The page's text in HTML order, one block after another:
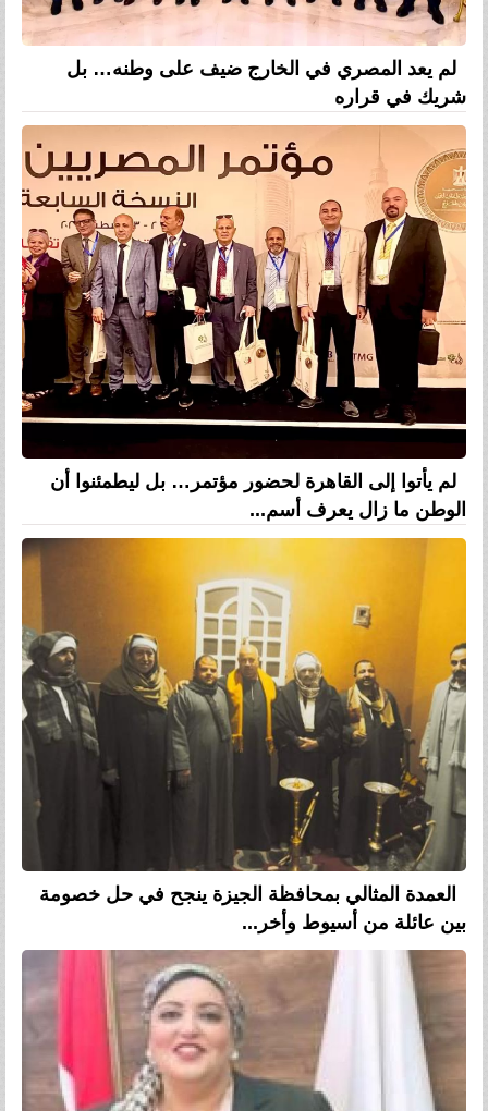
لم يعد المصري في الخارج ضيف على وطنه… بل
شريك في قراره
لم يأتوا إلى القاهرة لحضور مؤتمر… بل ليطمئنوا أن
الوطن ما زال يعرف أسم...
العمدة المثالي بمحافظة الجيزة ينجح في حل خصومة
بين عائلة من أسيوط وأخر...